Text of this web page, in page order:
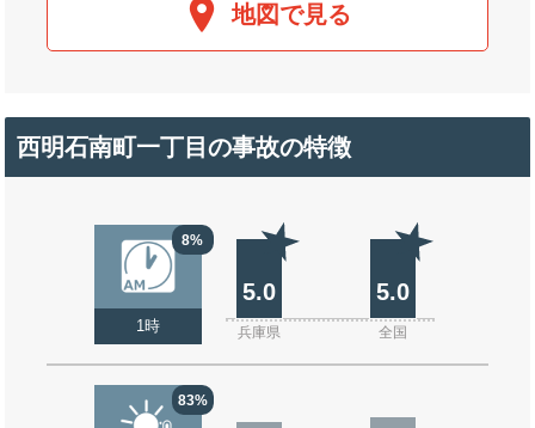
地図で見る
西明石南町一丁目の事故の特徴
8%
1時
5.0 5.0
兵庫県 全国
83%